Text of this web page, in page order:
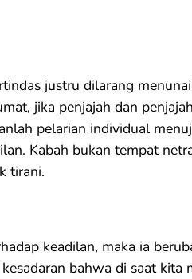
justru dilarang
jika penjajah dan
pelarian individual
Kabah bukan tempat
tirani.
keadilan, maka ia
bahwa di saat kita